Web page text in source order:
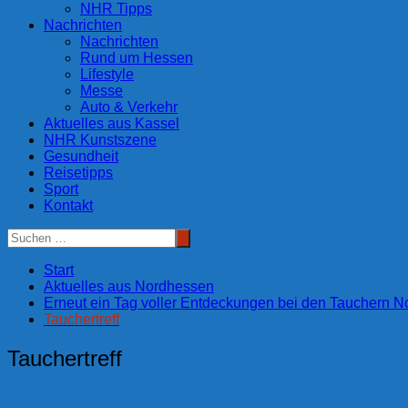
NHR Tipps
Nachrichten
Nachrichten
Rund um Hessen
Lifestyle
Messe
Auto & Verkehr
Aktuelles aus Kassel
NHR Kunstszene
Gesundheit
Reisetipps
Sport
Kontakt
Start
Aktuelles aus Nordhessen
Erneut ein Tag voller Entdeckungen bei den Tauchern
Tauchertreff
Tauchertreff